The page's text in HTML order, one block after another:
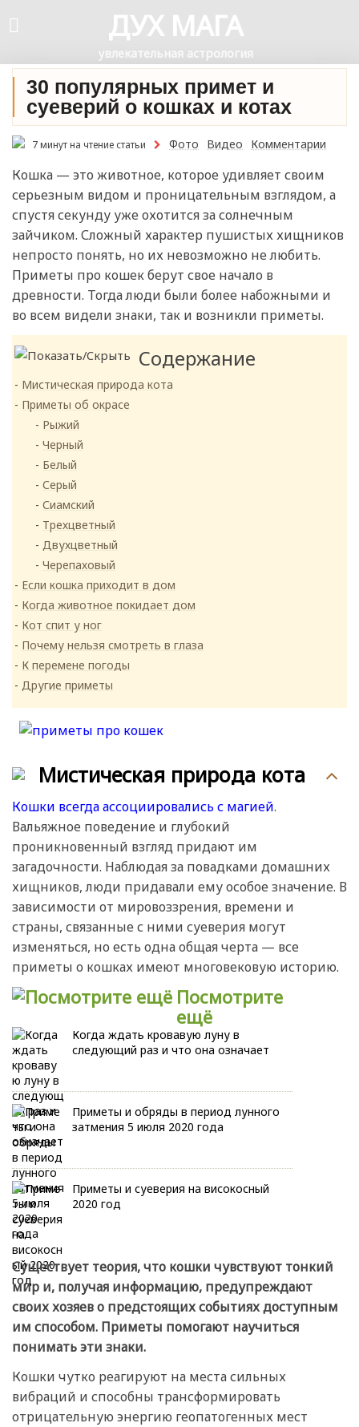
ДУХ МАГА
увлекательная астрология
30 популярных примет и
суеверий о кошках и котах
7 минут на чтение статьи Фото Видео Комментарии
Кошка — это животное, которое удивляет своим
серьезным видом и проницательным взглядом, а
спустя секунду уже охотится за солнечным
зайчиком. Сложный характер пушистых хищников
непросто понять, но их невозможно не любить.
Приметы про кошек берут свое начало в
древности. Тогда люди были более набожными и
во всем видели знаки, так и возникли приметы.
Содержание
Мистическая природа кота
Приметы об окрасе
Рыжий
Черный
Белый
Серый
Сиамский
Трехцветный
Двухцветный
Черепаховый
Если кошка приходит в дом
Когда животное покидает дом
Кот спит у ног
Почему нельзя смотреть в глаза
К перемене погоды
Другие приметы
Мистическая природа кота
Кошки всегда ассоциировались с магией.
Вальяжное поведение и глубокий
проникновенный взгляд придают им
загадочности. Наблюдая за повадками домашних
хищников, люди придавали ему особое значение. В
зависимости от мировоззрения, времени и
страны, связанные с ними суеверия могут
изменяться, но есть одна общая черта — все
приметы о кошках имеют многовековую историю.
Посмотрите
ещё
Когда ждать кровавую луну в
следующий раз и что она означает
Приметы и обряды в период лунного
затмения 5 июля 2020 года
Приметы и суеверия на високосный
2020 год
Существует теория, что кошки чувствуют тонкий
мир и, получая информацию, предупреждают
своих хозяев о предстоящих событиях доступным
им способом. Приметы помогают научиться
понимать эти знаки.
Кошки чутко реагируют на места сильных
вибраций и способны трансформировать
отрицательную энергию геопатогенных мест